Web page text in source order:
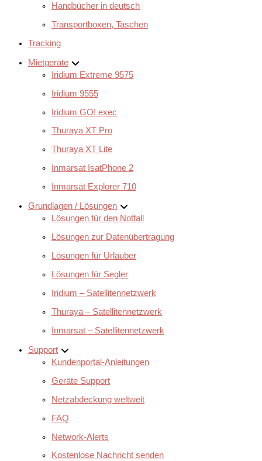
Handbücher in deutsch
Transportboxen, Taschen
Tracking
Mietgeräte
Iridium Extreme 9575
Iridium 9555
Iridium GO! exec
Thuraya XT Pro
Thuraya XT Lite
Inmarsat IsatPhone 2
Inmarsat Explorer 710
Grundlagen / Lösungen
Lösungen für den Notfall
Lösungen zur Datenübertragung
Lösungen für Urlauber
Lösungen für Segler
Iridium – Satellitennetzwerk
Thuraya – Satellitennetzwerk
Inmarsat – Satellitennetzwerk
Support
Kundenportal-Anleitungen
Geräte Support
Netzabdeckung weltweit
FAQ
Network-Alerts
Kostenlose Nachricht senden